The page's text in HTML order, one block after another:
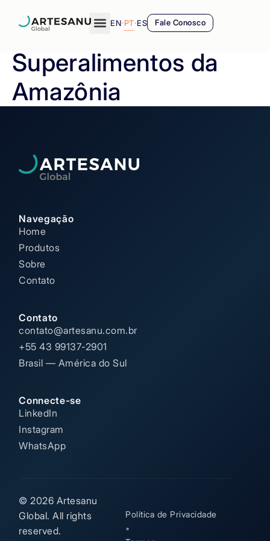
EN·PT·ES Fale Conosco
Superalimentos da
Amazônia
Navegação
Home
Produtos
Sobre
Contato
Contato
contato@artesanu.com.br
+55 43 99137-2901
Brasil — América do Sul
Connecte-se
LinkedIn
Instagram
WhatsApp
© 2026 Artesanu
Global. All rights
reserved.
Política de Privacidade
•